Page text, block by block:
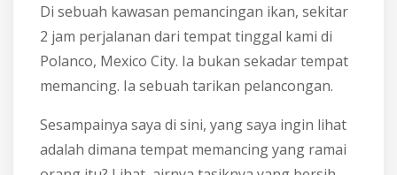
Di sebuah kawasan pemancingan ikan, sekitar
2 jam perjalanan dari tempat tinggal kami di
Polanco, Mexico City. Ia bukan sekadar tempat
memancing. Ia sebuah tarikan pelancongan.
Sesampainya saya di sini, yang saya ingin lihat
adalah dimana tempat memancing yang ramai